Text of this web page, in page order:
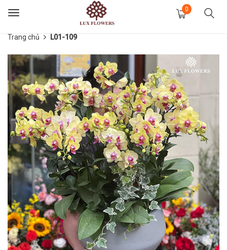
Toggle
0
Trang chủ L01-109